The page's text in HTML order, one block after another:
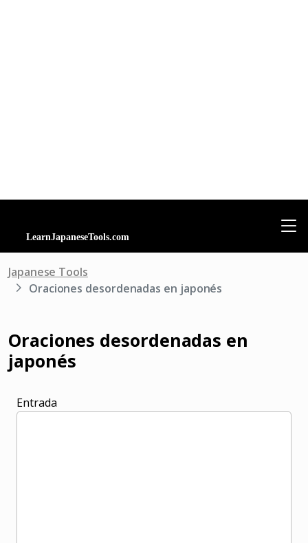
Japanese Tools
Oraciones desordenadas en japonés
Oraciones desordenadas en
japonés
Entrada